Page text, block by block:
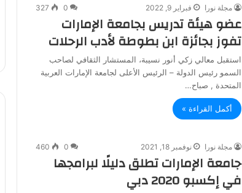
مجلة نورا فبراير 9, 2022 0
327
عضو هيئة تدريس بجامعة الإمارات
تفوز بجائزة ابن بطوطة لأدب الرحلات
استقبل معالي زكي أنور نسيبة، المستشار الثقافي لصاحب
السمو رئيس الدولة – الرئيس الأعلى لجامعة الإمارات العربية
المتحدة , صباح…
أكمل القراءة »
مجلة نورا نوفمبر 18, 2021 0
460
جامعة الإمارات تطلق دليلًا لبرامجها
في إكسبو 2020 دبي